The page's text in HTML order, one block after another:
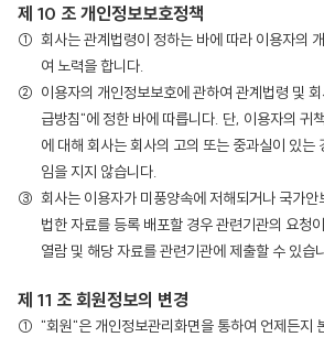
제 10 조 개인정보보호정책
회사는 관계법령이 정하는 바에 따라 이용자의
여 노력을 합니다.
이용자의 개인정보보호에 관하여 관계법령 및
급방침"에 정한 바에 따릅니다. 단, 이용자의 귀
에 대해 회사는 회사의 고의 또는 중과실이 있는
임을 지지 않습니다.
회사는 이용자가 미풍양속에 저해되거나 국가안
법한 자료를 등록 배포할 경우 관련기관의 요청
열람 및 해당 자료를 관련기관에 제출할 수 있습
제 11 조 회원정보의 변경
"회원"은 개인정보관리화면을 통하여 언제든지